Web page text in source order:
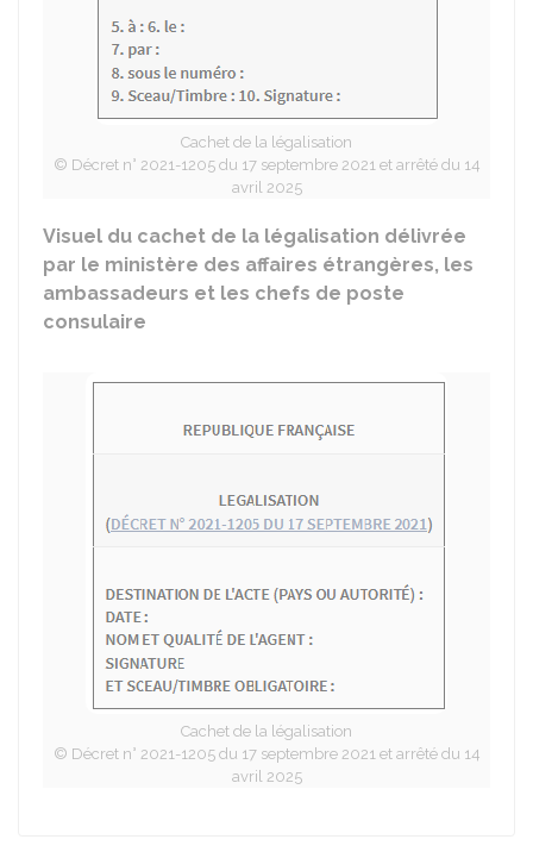
Cachet de la légalisation
© Décret n° 2021-1205 du 17 septembre 2021 et arrêté du 14
avril 2025
Visuel du cachet de la légalisation délivrée
par le ministère des affaires étrangères, les
ambassadeurs et les chefs de poste
consulaire
Cachet de la légalisation
© Décret n° 2021-1205 du 17 septembre 2021 et arrêté du 14
avril 2025